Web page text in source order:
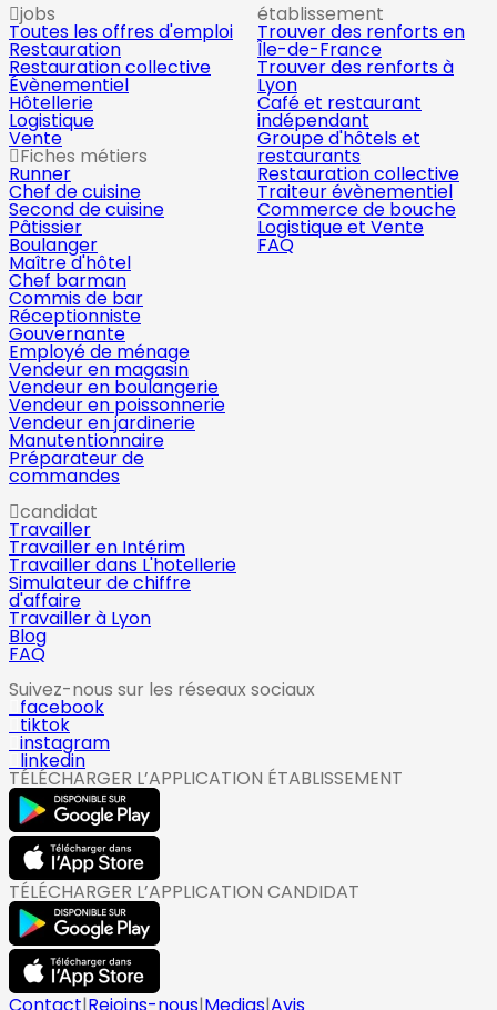
jobs
Toutes les offres d'emploi
Restauration
Restauration collective
Évènementiel
Hôtellerie
Logistique
Vente
Fiches métiers
Runner
Chef de cuisine
Second de cuisine
Pâtissier
Boulanger
Maître d'hôtel
Chef barman
Commis de bar
Réceptionniste
Gouvernante
Employé de ménage
Vendeur en magasin
Vendeur en boulangerie
Vendeur en poissonnerie
Vendeur en jardinerie
Manutentionnaire
Préparateur de
commandes
établissement
Trouver des renforts en
Île-de-France
Trouver des renforts à
Lyon
Café et restaurant
indépendant
Groupe d'hôtels et
restaurants
Restauration collective
Traiteur évènementiel
Commerce de bouche
Logistique et Vente
FAQ
candidat
Travailler
Travailler en Intérim
Travailler dans L'hotellerie
Simulateur de chiffre
d'affaire
Travailler à Lyon
Blog
FAQ
Suivez-nous sur les réseaux sociaux
facebook
tiktok
instagram
linkedin
TÉLÉCHARGER L’APPLICATION ÉTABLISSEMENT
TÉLÉCHARGER L’APPLICATION CANDIDAT